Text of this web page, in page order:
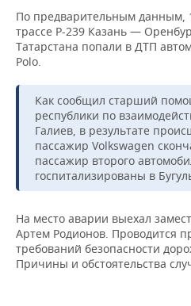
ДЕКЛАРАЦИИ О ДОХОДАХ
КОРОЛИ ГОСЗАКАЗА ПФО
ВУЗЫ ТАТАРСТАНА
КОМУ ПРИНАДЛЕЖАТ
ТОРГОВЫЕ ЦЕНТРЫ
ТАТАРСТАНА
НОВОСТИ ЭКОНОМИКИ
ФИНАНСЫ
БАНКИ
БЮДЖЕТ
ИНВЕСТИЦИИ
ПРОМЫШЛЕННОСТЬ
НОВОСТИ
ПРОМЫШЛЕННОСТИ
АГРОПРОМ
МАШИНОСТРОЕНИЕ
НЕФТЕХИМИЯ
ОПК
НЕДВИЖИМОСТЬ
НОВОСТИ
АВТО
НОВОСТИ АВТО
БИЗНЕС
НОВОСТИ БИЗНЕСА
РОЗНИЧНАЯ ТОРГОВЛЯ
ТРАНСПОРТ
УСЛУГИ
ТЕХНОЛОГИИ
НОВОСТИ ТЕХНОЛОГИЙ
IT
МЕДИА
МЕРОПРИЯТИЯ
НОВОСТИ МЕРОПРИЯТИЙ
ВЫЕЗДНАЯ РЕДАКЦИЯ
СПОРТ
НОВОСТИ СПОРТА
ОБЩЕСТВО
По предварительным данным,
трассе Р-239 Казань —
Татарстана попали в ДТП
Polo.
Как сообщил старший
республики по
Галиев, в результате
пассажир Volkswagen
пассажир второго
госпитализированы в
На место аварии выехал
Артем Родионов. Проводится
требований безопасности
Причины и обстоятельства